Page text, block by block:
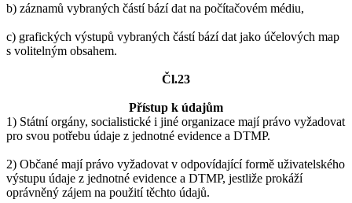
b) záznamů vybraných částí bází dat na počítačovém médiu,
c) grafických výstupů vybraných částí bází dat jako účelových map
s volitelným obsahem.
Čl.23
Přístup k údajům
1) Státní orgány, socialistické i jiné organizace mají právo vyžadovat
pro svou potřebu údaje z jednotné evidence a DTMP.
2) Občané mají právo vyžadovat v odpovídající formě uživatelského
výstupu údaje z jednotné evidence a DTMP, jestliže prokáží
oprávněný zájem na použití těchto údajů.